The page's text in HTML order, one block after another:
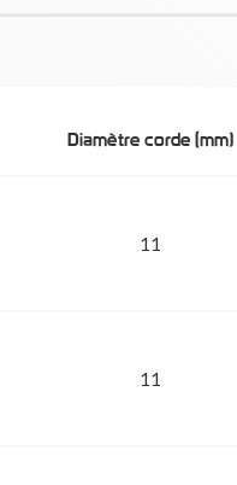
Diamètre corde (mm)
11
11